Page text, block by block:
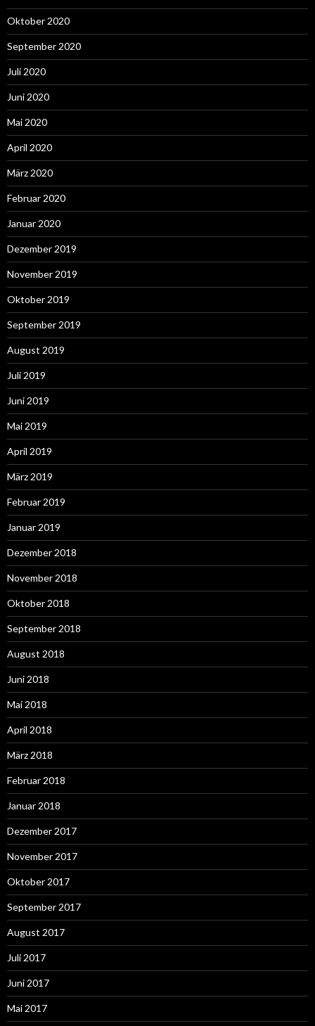
Oktober 2020
September 2020
Juli 2020
Juni 2020
Mai 2020
April 2020
März 2020
Februar 2020
Januar 2020
Dezember 2019
November 2019
Oktober 2019
September 2019
August 2019
Juli 2019
Juni 2019
Mai 2019
April 2019
März 2019
Februar 2019
Januar 2019
Dezember 2018
November 2018
Oktober 2018
September 2018
August 2018
Juni 2018
Mai 2018
April 2018
März 2018
Februar 2018
Januar 2018
Dezember 2017
November 2017
Oktober 2017
September 2017
August 2017
Juli 2017
Juni 2017
Mai 2017